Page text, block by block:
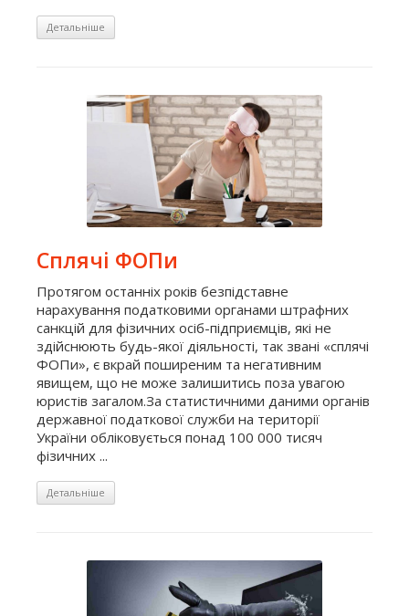
Детальніше
Сплячі ФОПи
Протягом останніх років безпідставне
нарахування податковими органами штрафних
санкцій для фізичних осіб-підприємців, які не
здійснюють будь-якої діяльності, так звані «сплячі
ФОПи», є вкрай поширеним та негативним
явищем, що не може залишитись поза увагою
юристів загалом.За статистичними даними органів
державної податкової служби на території
України обліковується понад 100 000 тисяч
фізичних ...
Детальніше